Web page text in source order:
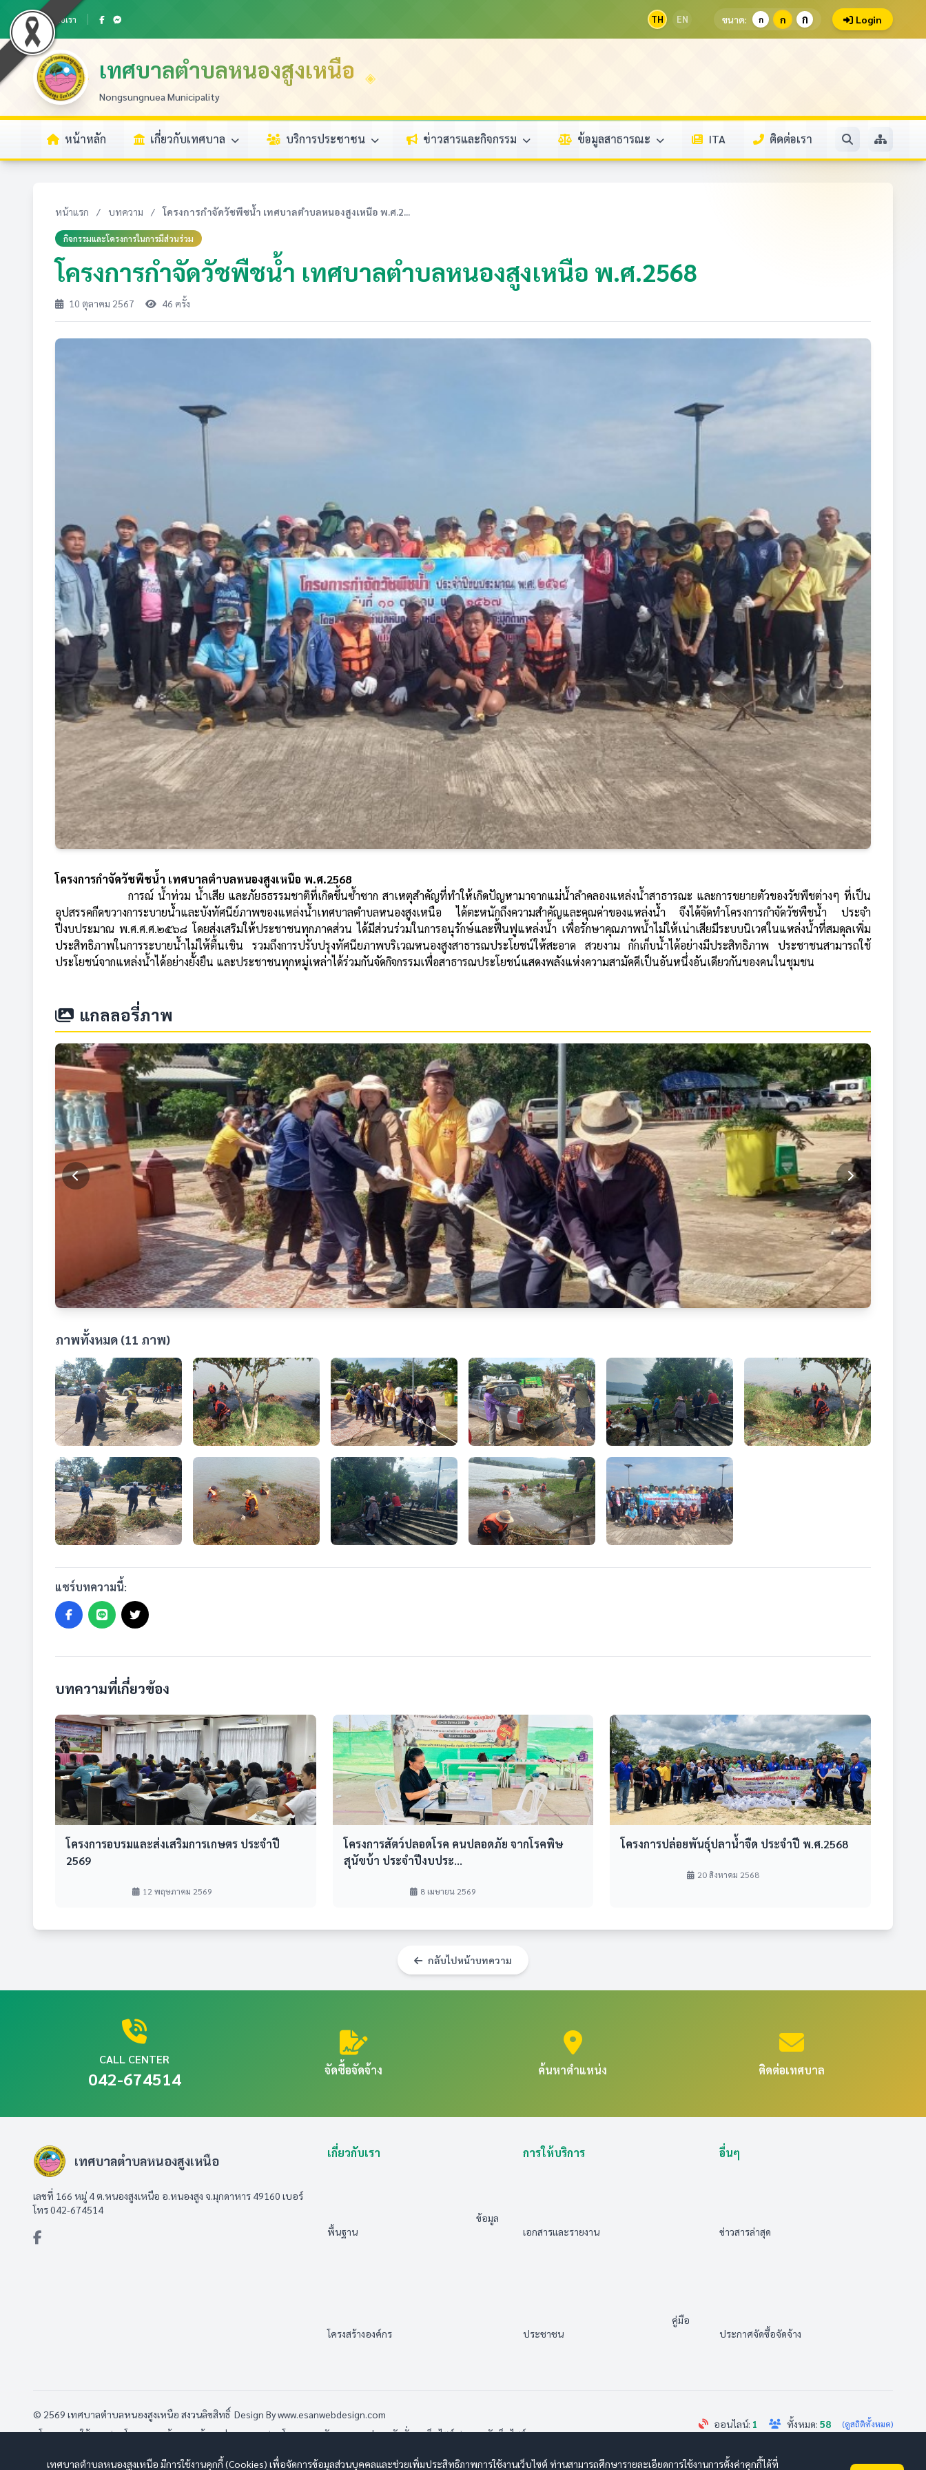
ติดต่อเรา TH EN ขนาด: ก ก ก Login
เทศบาลตำบลหนองสูงเหนือ
Nongsungnuea Municipality
หน้าหลัก เกี่ยวกับเทศบาล บริการประชาชน ข่าวสารและกิจกรรม ข้อมูลสาธารณะ ITA ติดต่อเรา
หน้าแรก / บทความ / โครงการกำจัดวัชพืชน้ำ เทศบาลตำบลหนองสูงเหนือ พ.ศ.2...
กิจกรรมและโครงการในการมีส่วนร่วม
โครงการกำจัดวัชพืชน้ำ เทศบาลตำบลหนองสูงเหนือ พ.ศ.2568
10 ตุลาคม 2567 46 ครั้ง
โครงการกำจัดวัชพืชน้ำ เทศบาลตำบลหนองสูงเหนือ พ.ศ.2568
อุปสรรคกีดขวางการะบายน้ำและบังทัศนีย์ภาพของแหล่งน้ำเทศบาลตำบลหนองสูงเหนือ ได้ตะหนักถึงความสำคัญและคุณค่าของแหล่งน้ำ จึงได้จัดทำโครงการกำจัดวัชพืชน้ำ ประจำ
ปีงบประมาณ พ.ศ.ศ.ศ.๒๕๖๘ โดยส่งเสริมให้ประชาชนทุกภาคส่วน ได้มีส่วนร่วมในการอนุรักษ์และฟื้นฟูแหล่งน้ำ เพื่อรักษาคุณภาพน้ำไม่ให้เน่าเสียมีระบบนิเวศในแหล่งน้ำที่สมดุลเพิ่ม
ประสิทธิภาพในการระบายน้ำไม่ให้ตื้นเขิน รวมถึงการปรับปรุงทัศนียภาพบริเวณหนองสูงสาธารณประโยชน์ให้สะอาด สวยงาม กักเก็บน้ำได้อย่างมีประสิทธิภาพ ประชาชนสามารถใช้
ประโยชน์จากแหล่งน้ำได้อย่างยั้งยืน และประชาชนทุกหมู่เหล่าได้ร่วมกันจัดกิจกรรมเพื่อสาธารณประโยชน์แสดงพลังแห่งความสามัคคีเป็นอันหนึ่งอันเดียวกันของคนในชุมชน
แกลลอรี่ภาพ
ภาพทั้งหมด (11 ภาพ)
แชร์บทความนี้:
บทความที่เกี่ยวข้อง
โครงการอบรมและส่งเสริมการเกษตร ประจำปี
2569
12 พฤษภาคม 2569
โครงการสัตว์ปลอดโรค คนปลอดภัย จากโรคพิษ
สุนัขบ้า ประจำปีงบประ...
8 เมษายน 2569
โครงการปล่อยพันธุ์ปลาน้ำจืด ประจำปี พ.ศ.2568
20 สิงหาคม 2568
กลับไปหน้าบทความ
CALL CENTER
042-674514 จัดซื้อจัดจ้าง ค้นหาตำแหน่ง ติดต่อเทศบาล
เทศบาลตำบลหนองสูงเหนือ
เลขที่ 166 หมู่ 4 ต.หนองสูงเหนือ อ.หนองสูง จ.มุกดาหาร 49160 เบอร์
โทร 042-674514
เกี่ยวกับเรา
พื้นฐาน
โครงสร้างองค์กร
การให้บริการ
เอกสารและรายงาน
ประชาชน
อื่นๆ
ข่าวสารล่าสุด
ประกาศจัดซื้อจัดจ้าง
© 2569 เทศบาลตำบลหนองสูงเหนือ สงวนลิขสิทธิ์ Design By www.esanwebdesign.com
นโยบายการใช้งาน | นโยบายการคุ้มครองข้อมูลส่วนบุคคล | นโยบายการรักษาความปลอดภัยมั่นคงเว็บไซต์ | แผนผังเว็บไซต์
ออนไลน์: 1 ทั้งหมด: 58 (ดูสถิติทั้งหมด)